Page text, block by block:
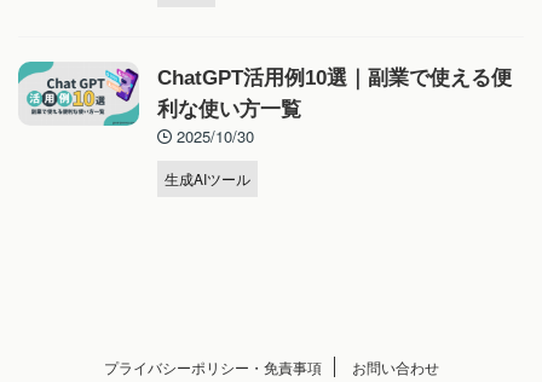
ChatGPT活用例10選｜副業で使える便
利な使い方一覧
2025/10/30
生成AIツール
プライバシーポリシー・免責事項 お問い合わせ